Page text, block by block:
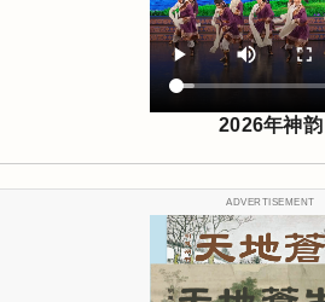
2026年神韵
ADVERTISEMENT